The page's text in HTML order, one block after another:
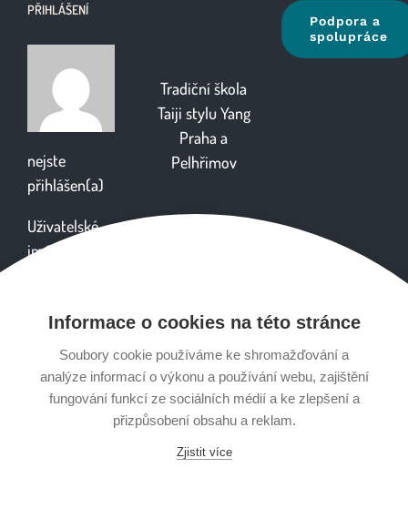
PŘIHLÁŠENÍ
nejste
přihlášen(a)
Uživatelské
jméno
Heslo
Tradiční škola
Taiji stylu Yang
Praha a
Pelhřimov
Podpora a
spolupráce
Informace o cookies na této stránce
Soubory cookie používáme ke shromažďování a
analýze informací o výkonu a používání webu, zajištění
fungování funkcí ze sociálních médií a ke zlepšení a
přizpůsobení obsahu a reklam.
Zjistit více